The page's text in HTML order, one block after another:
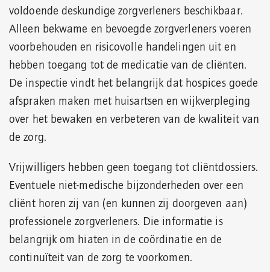
voldoende deskundige zorgverleners beschikbaar.
Alleen bekwame en bevoegde zorgverleners voeren
voorbehouden en risicovolle handelingen uit en
hebben toegang tot de medicatie van de cliënten.
De inspectie vindt het belangrijk dat hospices goede
afspraken maken met huisartsen en wijkverpleging
over het bewaken en verbeteren van de kwaliteit van
de zorg.
Vrijwilligers hebben geen toegang tot cliëntdossiers.
Eventuele niet-medische bijzonderheden over een
cliënt horen zij van (en kunnen zij doorgeven aan)
professionele zorgverleners. Die informatie is
belangrijk om hiaten in de coördinatie en de
continuïteit van de zorg te voorkomen.